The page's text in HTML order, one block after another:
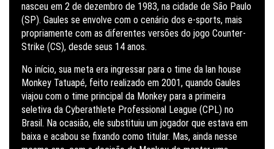
nasceu em 2 de dezembro de 1983, na cidade de São Paulo
(SP). Gaules se envolve com o cenário dos e-sports, mais
propriamente com as diferentes versões do jogo Counter-
Strike (CS), desde seus 14 anos.
No início, sua meta era ingressar para o time da lan house
Monkey Tatuapé, feito realizado em 2001, quando Gaules
viajou com o time principal da Monkey para a primeira
seletiva da Cyberathlete Professional League (CPL) no
Brasil. Na ocasião, ele substituiu um jogador que estava em
baixa e acabou se fixando como titular. Mas, ainda nesse